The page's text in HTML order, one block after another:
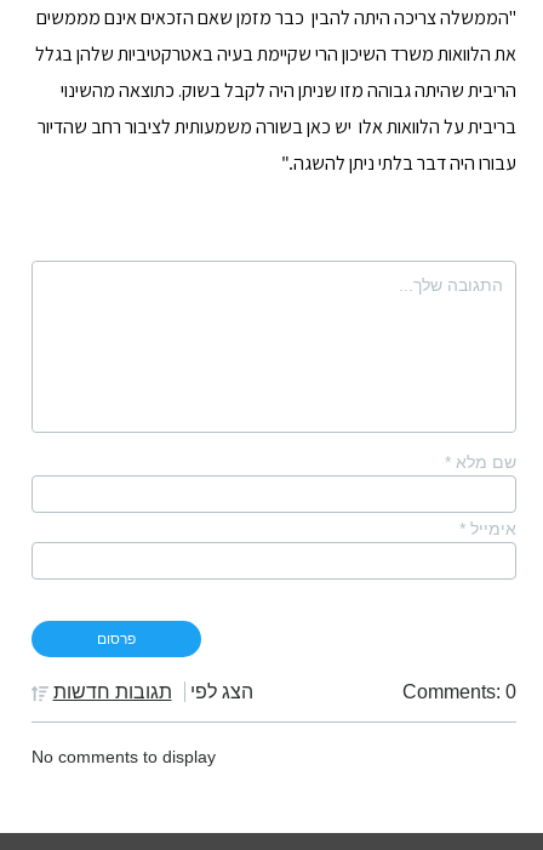
"הממשלה צריכה היתה להבין כבר מזמן שאם הזכאים אינם מממשים
את הלוואות משרד השיכון הרי שקיימת בעיה באטרקטיביות שלהן בגלל
הריבית שהיתה גבוהה מזו שניתן היה לקבל בשוק. כתוצאה מהשינוי
בריבית על הלוואות אלו יש כאן בשורה משמעותית לציבור רחב שהדיור
עבורו היה דבר בלתי ניתן להשגה."
שם מלא *
אימייל *
Comments: 0 הצג לפי תגובות חדשות
No comments to display